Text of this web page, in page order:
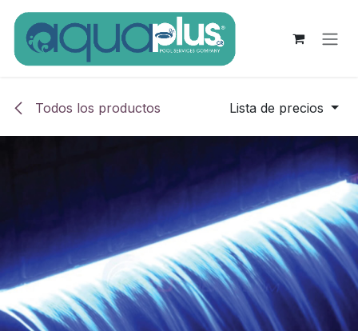
Ir al contenido
Todos los productos Lista de precios